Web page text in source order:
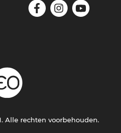
Alle rechten voorbehouden.